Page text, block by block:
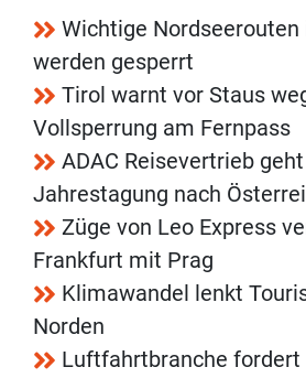
Wichtige Nordseerouten
werden gesperrt
Tirol warnt vor Staus
Vollsperrung am Fernpass
ADAC Reisevertrieb
Jahrestagung nach
Züge von Leo Express
Frankfurt mit Prag
Klimawandel lenkt
Norden
Luftfahrtbranche fordert